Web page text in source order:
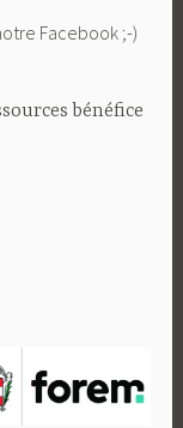
Facebook ;-)
bénéfice